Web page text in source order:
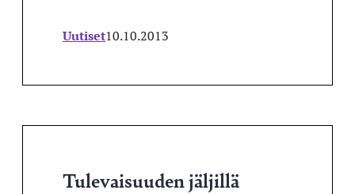
Uutiset10.10.2013
Tulevaisuuden jäljillä